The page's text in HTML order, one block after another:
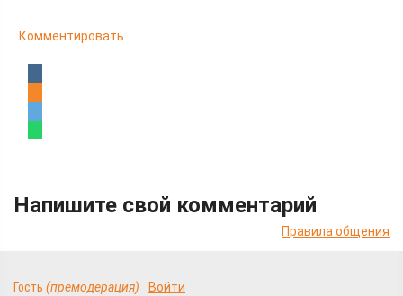
Комментировать
Напишите свой комментарий
Правила общения
Гость (премодерация) Войти